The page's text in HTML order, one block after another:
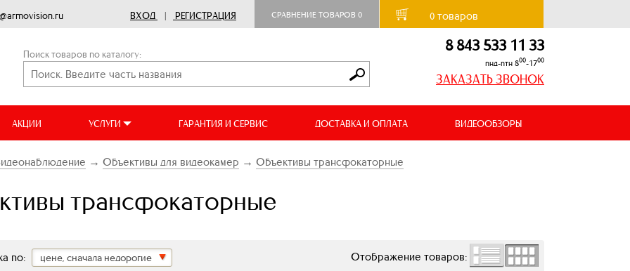
ВХОД | РЕГИСТРАЦИЯ СРАВНЕНИЕ ТОВАРОВ 0 0товаров
Поиск товаров по каталогу: 8 843 533 11 33
пнд-птн 800-1700
ЗАКАЗАТЬ ЗВОНОК
АКЦИИ УСЛУГИ ГАРАНТИЯ И СЕРВИС ДОСТАВКА И ОПЛАТА ВИДЕООБЗОРЫ
→ Объективы для видеокамер → Объективы трансфокаторные
трансфокаторные
Отображение товаров:
по: цене, сначала недорогие